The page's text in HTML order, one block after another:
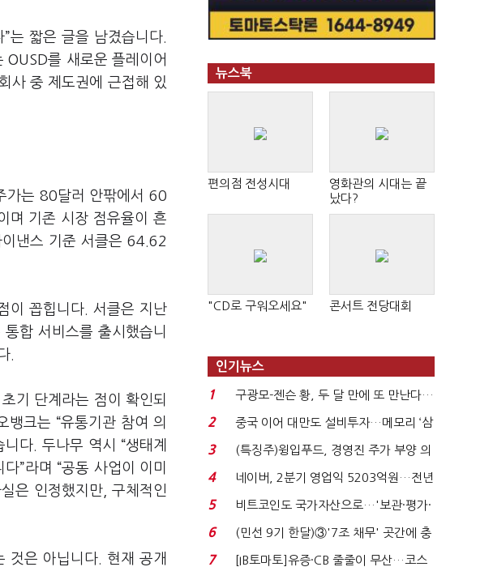
는 짧은 글을 남겼습니다.
를 새로운 플레이어
사 중 제도권에 근접해 있
가는 80달러 안팎에서 60
며 기존 시장 점유율이 흔
낸스 기준 서클은 64.62
이 꼽힙니다. 서클은 지난
합 서비스를 출시했습니
.
기 단계라는 점이 확인되
크는 “유통기관 참여 의
다. 두나무 역시 “생태계
”라며 “공동 사업이 이미
은 인정했지만, 구체적인
것은 아닙니다. 현재 공개
뉴스북
편의점 전성시대
영화관의 시대는 끝
났다?
"CD로 구워오세요" 콘서트 전당대회
인기뉴스
1
구광모-젠슨 황, 두 달 만에 또 만난다…
로봇·AI 등 논...
2
중국 이어 대만도 설비투자…메모리 ‘삼
국전쟁’
3
(특징주)윙입푸드, 경영진 주가 부양 의
지에 상한가...
4
네이버, 2분기 영업익 5203억원…전년
비 0.2% 감소...
5
비트코인도 국가자산으로…'보관·평가·
처분' 기준은 ...
6
(민선 9기 한달)③'7조 채무' 곳간에 충
격…추미애, 20년...
7
[IB토마토]유증·CB 줄줄이 무산…코스